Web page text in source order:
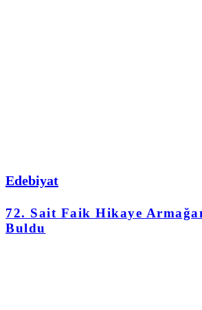
Edebiyat
72. Sait Faik Hikaye
Buldu